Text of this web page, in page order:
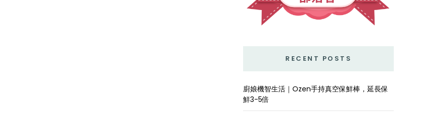
RECENT POSTS
廚娘機智生活｜Ozen手持真空保鮮棒，延長保
鮮3-5倍